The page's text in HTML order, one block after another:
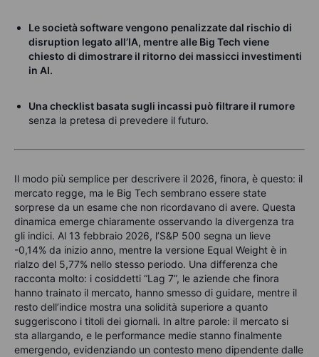
Lesocietà software vengono penalizzate dal rischio di
disruption legato all’IA, mentre alle Big Tech viene
chiesto di dimostrare il ritorno dei massicci investimenti
in AI.
Una checklist basata sugli incassi può filtrare il rumore
senza la pretesa di prevedere il futuro.
Il modo più semplice per descrivere il 2026, finora, è questo: il
mercato regge, ma le Big Tech sembrano essere state
sorprese da un esame che non ricordavano di avere. Questa
dinamica emerge chiaramente osservando la divergenza tra
gli indici. Al 13 febbraio 2026, l’S&P 500 segna un lieve
-0,14% da inizio anno, mentre la versione Equal Weight è in
rialzo del 5,77% nello stesso periodo. Una differenza che
racconta molto: i cosiddetti “Lag 7”, le aziende che finora
hanno trainato il mercato, hanno smesso di guidare, mentre il
resto dell’indice mostra una solidità superiore a quanto
suggeriscono i titoli dei giornali. In altre parole: il mercato si
sta allargando, e le performance medie stanno finalmente
emergendo, evidenziando un contesto meno dipendente dalle